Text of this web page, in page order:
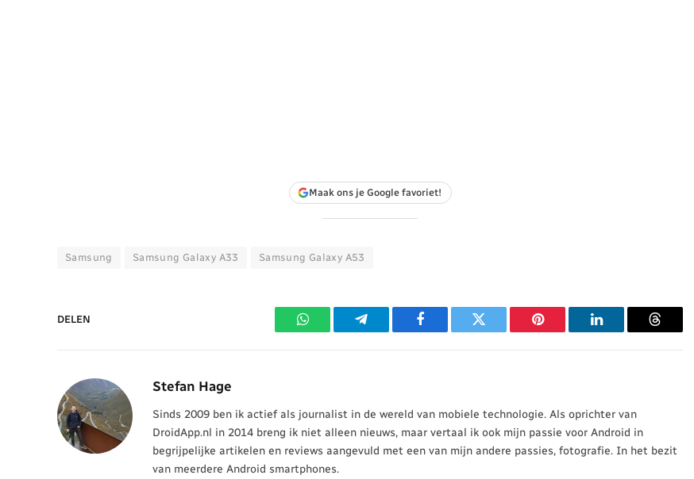
Maak ons je Google favoriet!
Samsung Samsung Galaxy A33 Samsung Galaxy A53
DELEN
WhatsAppTelegram Facebook Twitter Pinterest LinkedIn Threads
Stefan Hage
Sinds 2009 ben ik actief als journalist in de wereld van mobiele technologie. Als oprichter van
DroidApp.nl in 2014 breng ik niet alleen nieuws, maar vertaal ik ook mijn passie voor Android in
begrijpelijke artikelen en reviews aangevuld met een van mijn andere passies, fotografie. In het bezit
van meerdere Android smartphones.